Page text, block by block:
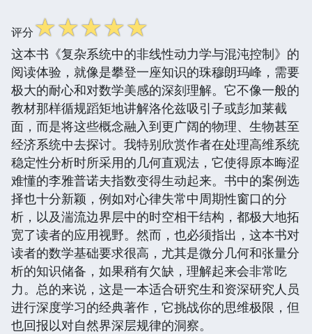
评分☆☆☆☆☆
这本书《复杂系统中的非线性动力学与混沌控制》的
阅读体验，就像是攀登一座知识的珠穆朗玛峰，需要
极大的耐心和对数学美感的深刻理解。它不像一般的
教材那样循规蹈矩地讲解洛伦兹吸引子或彭加莱截
面，而是将这些概念融入到更广阔的物理、生物甚至
经济系统中去探讨。我特别欣赏作者在处理高维系统
稳定性分析时所采用的几何直观法，它使得原本晦涩
难懂的李雅普诺夫指数变得生动起来。书中的案例选
择也十分新颖，例如对心律失常中周期性窗口的分
析，以及湍流边界层中的时空相干结构，都极大地拓
宽了读者的应用视野。然而，也必须指出，这本书对
读者的数学基础要求很高，尤其是微分几何和张量分
析的知识储备，如果稍有欠缺，理解起来会非常吃
力。总的来说，这是一本适合研究生和资深研究人员
进行深度学习的经典著作，它挑战你的思维极限，但
也回报以对自然界深层规律的洞察。